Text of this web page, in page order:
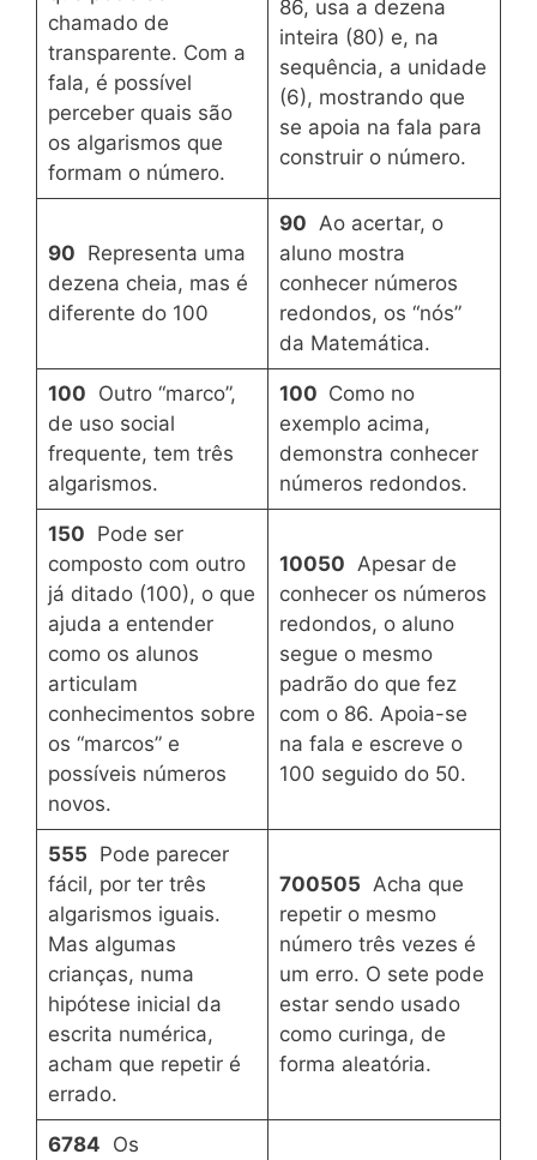
chamado de
transparente. Com a
fala, é possível
perceber quais são
os algarismos que
formam o número.
86, usa a dezena
inteira (80) e, na
sequência, a unidade
(6), mostrando que
se apoia na fala para
construir o número.
90 Representa uma
dezena cheia, mas é
diferente do 100
90 Ao acertar, o
aluno mostra
conhecer números
redondos, os “nós”
da Matemática.
100 Outro “marco”,
de uso social
frequente, tem três
algarismos.
100 Como no
exemplo acima,
demonstra conhecer
números redondos.
150 Pode ser
composto com outro
já ditado (100), o que
ajuda a entender
como os alunos
articulam
conhecimentos sobre
os “marcos” e
possíveis números
novos.
10050 Apesar de
conhecer os números
redondos, o aluno
segue o mesmo
padrão do que fez
com o 86. Apoia-se
na fala e escreve o
100 seguido do 50.
555 Pode parecer
fácil, por ter três
algarismos iguais.
Mas algumas
crianças, numa
hipótese inicial da
escrita numérica,
acham que repetir é
errado.
700505 Acha que
repetir o mesmo
número três vezes é
um erro. O sete pode
estar sendo usado
como curinga, de
forma aleatória.
6784 Os